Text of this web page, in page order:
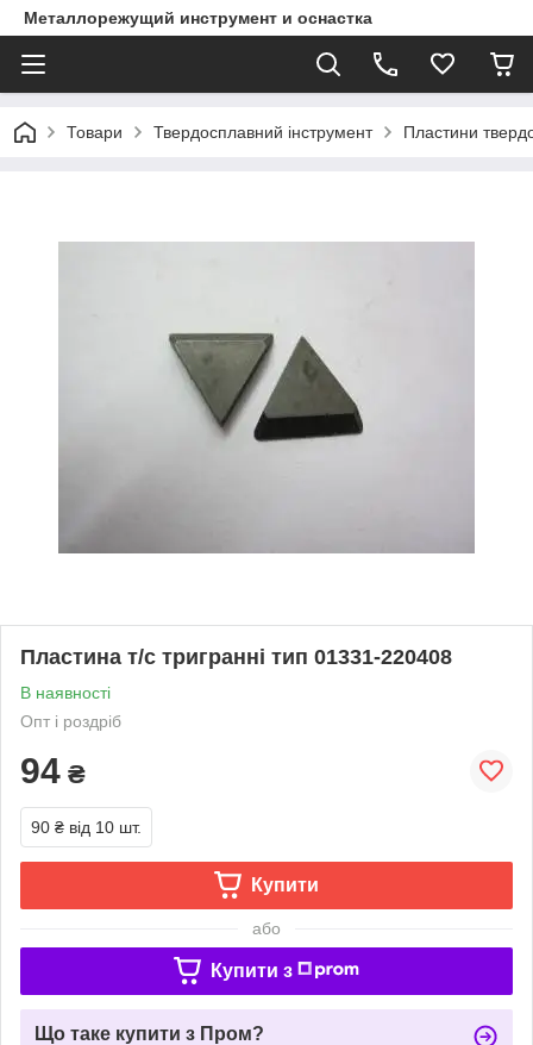
Металлорежущий инструмент и оснастка
Товари Твердосплавний інструмент Пластини
Пластина т/с тригранні тип 01331-220408
В наявності
Опт і роздріб
94 ₴
90 ₴ від 10 шт.
Купити
або
Купити з
Що таке купити з Пром?